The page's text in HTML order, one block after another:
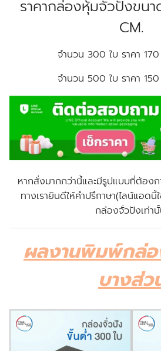
ราคากล่องหุ้มจั่วปังขน
CM.
จำนวน 300 ใบ ราคา
จำนวน 500 ใบ ราคา
หากสั่งมากกว่านี้และมีรูปแบบที่ต้อง
ทางเรายินดีให้คำปรึกาษา(ไลน์แอด
กล่องจั่วปังเท่า
ผลงานพิมพ์กล่
บางส่ว